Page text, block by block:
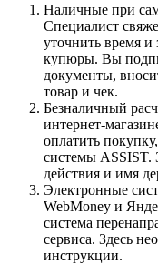
Наличные при
Специалист
уточнить время и
купюры. Вы
документы,
товар и чек.
Безналичный
интернет-
оплатить
системы ASSIST.
действия и имя
Электронные
WebMoney и
система
сервиса. Здесь
инструкции.